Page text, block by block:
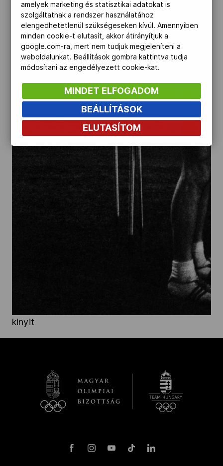
kinyit
amelyek marketing és statisztikai adatokat is
szolgáltatnak a rendszer használatához
elengedhetetlenül szükségeseken kívül. Amennyiben
minden cookie-t elutasít, akkor átirányítjuk a
google.com-ra, mert nem tudjuk megjeleníteni a
weboldalunkat. Beállítások gombra kattintva tudja
módosítani az engedélyezett cookie-kat.
MINDET ELFOGADOM
BEÁLLÍTÁSOK
ELUTASÍTOM